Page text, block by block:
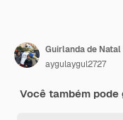
aygulaygul2727
Você também